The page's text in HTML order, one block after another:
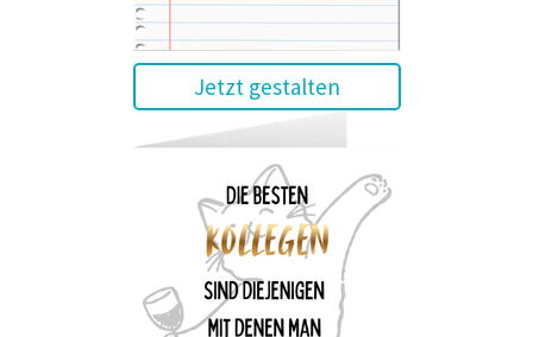
Jetzt gestalten